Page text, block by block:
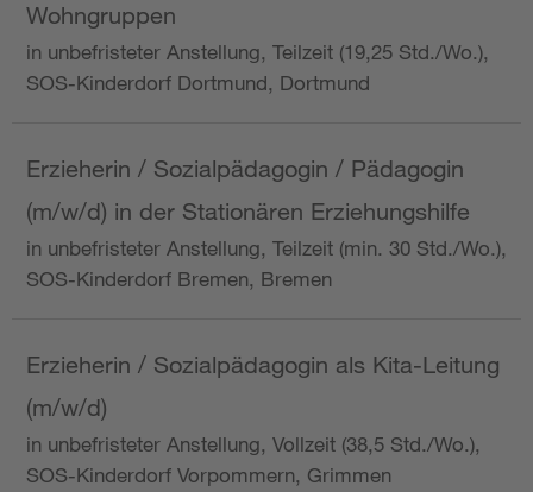
Wohngruppen
in unbefristeter Anstellung, Teilzeit (19,25 Std./Wo.),
SOS-Kinderdorf Dortmund, Dortmund
Erzieherin / Sozialpädagogin / Pädagogin
(m/w/d) in der Stationären Erziehungshilfe
in unbefristeter Anstellung, Teilzeit (min. 30 Std./Wo.),
SOS-Kinderdorf Bremen, Bremen
Erzieherin / Sozialpädagogin als Kita-Leitung
(m/w/d)
in unbefristeter Anstellung, Vollzeit (38,5 Std./Wo.),
SOS-Kinderdorf Vorpommern, Grimmen